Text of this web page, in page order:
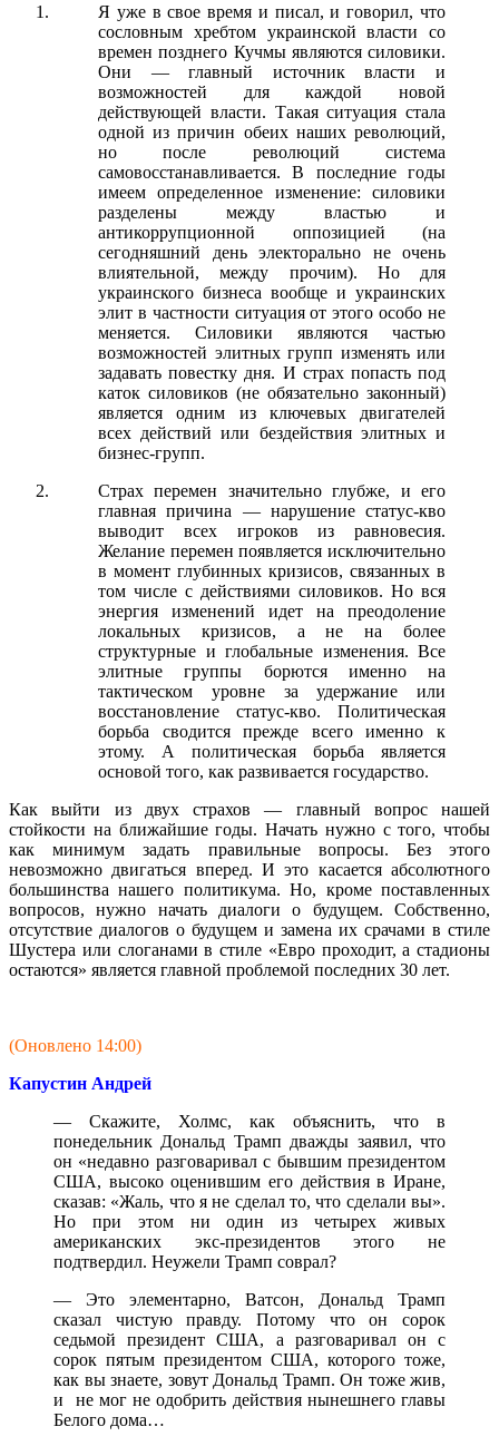
Я уже в свое время и писал, и говорил, что
сословным хребтом украинской власти со
времен позднего Кучмы являются силовики.
Они — главный источник власти и
возможностей для каждой новой
действующей власти. Такая ситуация стала
одной из причин обеих наших революций,
но после революций система
самовосстанавливается. В последние годы
имеем определенное изменение: силовики
разделены между властью и
антикоррупционной оппозицией (на
сегодняшний день электорально не очень
влиятельной, между прочим). Но для
украинского бизнеса вообще и украинских
элит в частности ситуация от этого особо не
меняется. Силовики являются частью
возможностей элитных групп изменять или
задавать повестку дня. И страх попасть под
каток силовиков (не обязательно законный)
является одним из ключевых двигателей
всех действий или бездействия элитных и
бизнес-групп.
Страх перемен значительно глубже, и его
главная причина — нарушение статус-кво
выводит всех игроков из равновесия.
Желание перемен появляется исключительно
в момент глубинных кризисов, связанных в
том числе с действиями силовиков. Но вся
энергия изменений идет на преодоление
локальных кризисов, а не на более
структурные и глобальные изменения. Все
элитные группы борются именно на
тактическом уровне за удержание или
восстановление статус-кво. Политическая
борьба сводится прежде всего именно к
этому. А политическая борьба является
основой того, как развивается государство.
Как выйти из двух страхов — главный вопрос нашей
стойкости на ближайшие годы. Начать нужно с того, чтобы
как минимум задать правильные вопросы. Без этого
невозможно двигаться вперед. И это касается абсолютного
большинства нашего политикума. Но, кроме поставленных
вопросов, нужно начать диалоги о будущем. Собственно,
отсутствие диалогов о будущем и замена их срачами в стиле
Шустера или слоганами в стиле «Евро проходит, а стадионы
остаются» является главной проблемой последних 30 лет.
(Оновлено 14:00)
Капустин Андрей
— Скажите, Холмс, как объяснить, что в
понедельник Дональд Трамп дважды заявил, что
он «недавно разговаривал с бывшим президентом
США, высоко оценившим его действия в Иране,
сказав: «Жаль, что я не сделал то, что сделали вы».
Но при этом ни один из четырех живых
американских экс-президентов этого не
подтвердил. Неужели Трамп соврал?
— Это элементарно, Ватсон, Дональд Трамп
сказал чистую правду. Потому что он сорок
седьмой президент США, а разговаривал он с
сорок пятым президентом США, которого тоже,
как вы знаете, зовут Дональд Трамп. Он тоже жив,
и не мог не одобрить действия нынешнего главы
Белого дома…